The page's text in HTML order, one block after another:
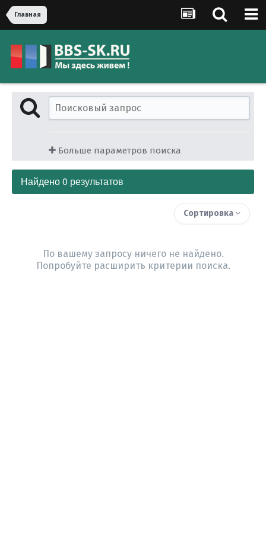
Главная
Больше параметров поиска
Найдено 0 результатов
Сортировка
По вашему запросу ничего не найдено.
Попробуйте расширить критерии поиска.